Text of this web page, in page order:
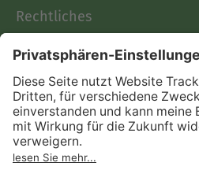
Rechtliches
AGB
Informationen nach Data
Act
Verträge hier kündigen
Impressum